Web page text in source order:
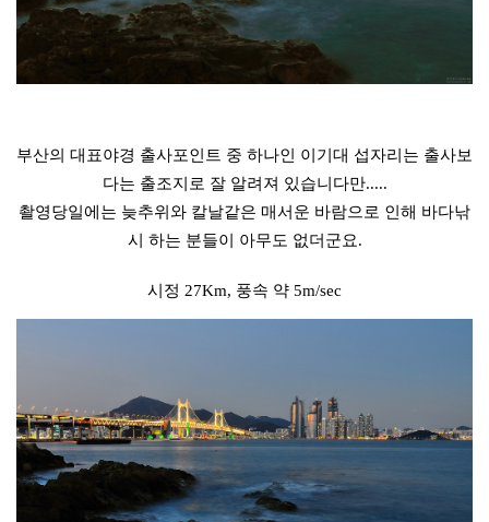
부산의 대표야경 출사포인트 중 하나인 이기대 섭자리 는 출사보
다는 출조지로 잘 알려져 있습니다만.....
촬영당일에는 늦추위와 칼날같은 매서운 바람으로 인해 바다낚
시 하는 분들이 아무도 없더군요.
시정 27Km, 풍속 약 5m/sec